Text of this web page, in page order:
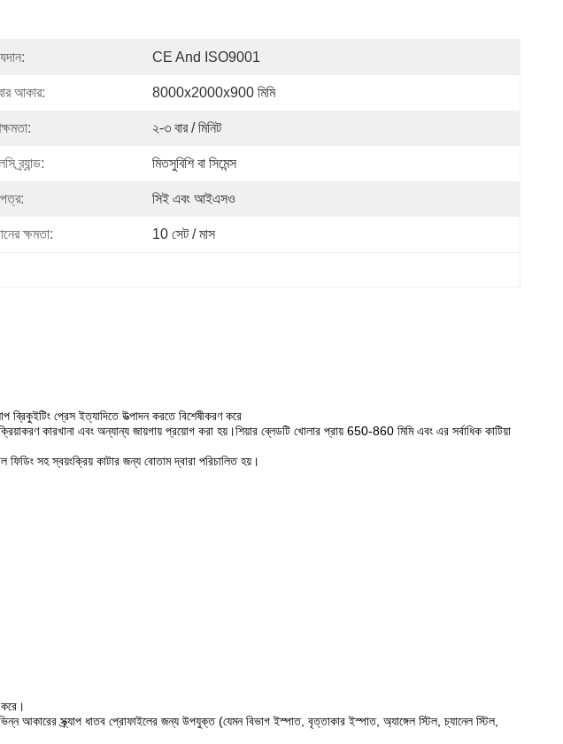
CE And ISO9001
আকার: 8000x2000x900 মিমি
২-৩ বার / মিনিট
ব্র্যান্ড: মিতসুবিশি বা সিমেন্স
সিই এবং আইএসও
ক্ষমতা: 10 সেট / মাস
ব্রিকুইটিং প্রেস ইত্যাদিতে উত্পাদন করতে বিশেষীকরণ করে
কারখানা এবং অন্যান্য জায়গায় প্রয়োগ করা হয়।শিয়ার ব্লেডটি খোলার প্রায় 650-860 মিমি এবং এর সর্বাধিক কাটিয়া
সহ স্বয়ংক্রিয় কাটার জন্য বোতাম দ্বারা পরিচালিত হয়।
করে।
আকারের স্ক্র্যাপ ধাতব প্রোফাইলের জন্য উপযুক্ত (যেমন বিভাগ ইস্পাত, বৃত্তাকার ইস্পাত, অ্যাঙ্গেল স্টিল, চ্যানেল স্টিল,